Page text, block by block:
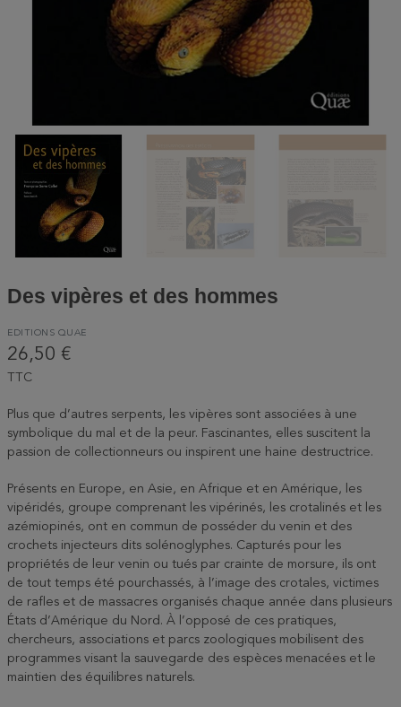
Des vipères et des hommes
EDITIONS QUAE
26,50 €
TTC
Plus que d’autres serpents, les vipères sont associées à une
symbolique du mal et de la peur. Fascinantes, elles suscitent la
passion de collectionneurs ou inspirent une haine destructrice.
Présents en Europe, en Asie, en Afrique et en Amérique, les
vipéridés, groupe comprenant les vipérinés, les crotalinés et les
azémiopinés, ont en commun de posséder du venin et des
crochets injecteurs dits solénoglyphes. Capturés pour les
propriétés de leur venin ou tués par crainte de morsure, ils ont
de tout temps été pourchassés, à l’image des crotales, victimes
de rafles et de massacres organisés chaque année dans plusieurs
États d’Amérique du Nord. À l’opposé de ces pratiques,
chercheurs, associations et parcs zoologiques mobilisent des
programmes visant la sauvegarde des espèces menacées et le
maintien des équilibres naturels.